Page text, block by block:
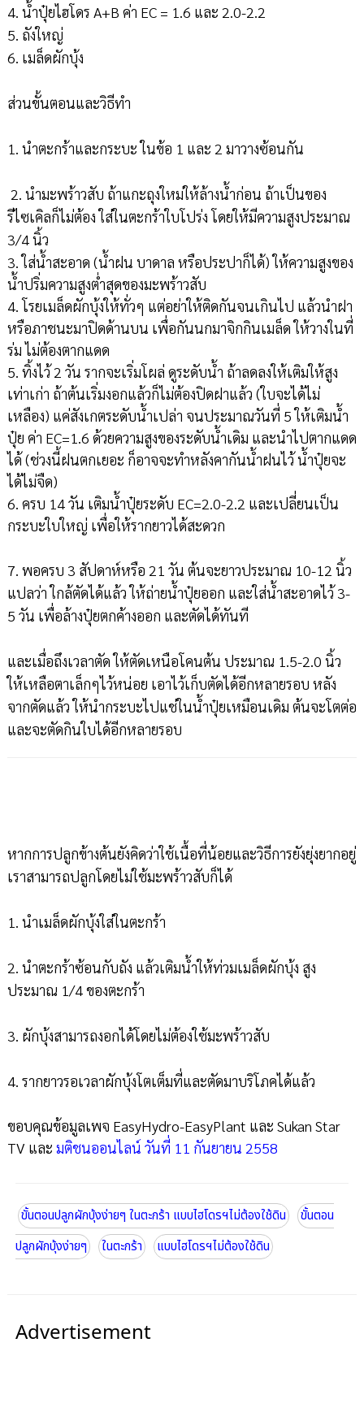
4. น้ำปุ๋ยไฮโดร A+B ค่า EC = 1.6 และ 2.0-2.2
5. ถังใหญ่
6. เมล็ดผักบุ้ง
ส่วนขั้นตอนและวิธีทำ
1. นำตะกร้าและกระบะ ในข้อ 1 และ 2 มาวางซ้อนกัน
2. นำมะพร้าวสับ ถ้าแกะถุงใหม่ให้ล้างน้ำก่อน ถ้าเป็นของ
รีไซเคิลก็ไม่ต้อง ใส่ในตะกร้าใบโปร่ง โดยให้มีความสูงประมาณ
3/4 นิ้ว
3. ใส่น้ำสะอาด (น้ำฝน บาดาล หรือประปาก็ได้) ให้ความสูงของ
น้ำปริ่มความสูงต่ำสุดของมะพร้าวสับ
4. โรยเมล็ดผักบุ้งให้ทั่วๆ แต่อย่าให้ติดกันจนเกินไป แล้วนำฝา
หรือภาชนะมาปิดด้านบน เพื่อกันนกมาจิกกินเมล็ด ให้วางในที่
ร่ม ไม่ต้องตากแดด
5. ทิ้งไว้ 2 วัน รากจะเริ่มโผล่ ดูระดับน้ำ ถ้าลดลงให้เติมให้สูง
เท่าเก่า ถ้าต้นเริ่มงอกแล้วก็ไม่ต้องปิดฝาแล้ว (ใบจะได้ไม่
เหลือง) แค่สังเกตระดับน้ำเปล่า จนประมาณวันที่ 5 ให้เติมน้ำ
ปุ๋ย ค่า EC=1.6 ด้วยความสูงของระดับน้ำเดิม และนำไปตากแดด
ได้ (ช่วงนี้ฝนตกเยอะ ก็อาจจะทำหลังคากันน้ำฝนไว้ น้ำปุ๋ยจะ
ได้ไม่จืด)
6. ครบ 14 วัน เติมน้ำปุ๋ยระดับ EC=2.0-2.2 และเปลี่ยนเป็น
กระบะใบใหญ่ เพื่อให้รากยาวได้สะดวก
7. พอครบ 3 สัปดาห์หรือ 21 วัน ต้นจะยาวประมาณ 10-12 นิ้ว
แปลว่า ใกล้ตัดได้แล้ว ให้ถ่ายน้ำปุ๋ยออก และใส่น้ำสะอาดไว้ 3-
5 วัน เพื่อล้างปุ๋ยตกค้างออก และตัดได้ทันที
และเมื่อถึงเวลาตัด ให้ตัดเหนือโคนต้น ประมาณ 1.5-2.0 นิ้ว
ให้เหลือตาเล็กๆไว้หน่อย เอาไว้เก็บตัดได้อีกหลายรอบ หลัง
จากตัดแล้ว ให้นำกระบะไปแช่ในน้ำปุ๋ยเหมือนเดิม ต้นจะโตต่อ
และจะตัดกินใบได้อีกหลายรอบ
หากการปลูกข้างต้นยังคิดว่าใช้เนื้อที่น้อยและวิธีการยังยุ่งยากอยู่
เราสามารถปลูกโดยไม่ใช้มะพร้าวสับก็ได้
1. นำเมล็ดผักบุ้งใส่ในตะกร้า
2. นำตะกร้าซ้อนกับถัง แล้วเติมน้ำให้ท่วมเมล็ดผักบุ้ง สูง
ประมาณ 1/4 ของตะกร้า
3. ผักบุ้งสามารถงอกได้โดยไม่ต้องใช้มะพร้าวสับ
4. รากยาวรอเวลาผักบุ้งโตเต็มที่และตัดมาบริโภคได้แล้ว
ขอบคุณข้อมูลเพจ EasyHydro-EasyPlant และ Sukan Star
TV และ มติชนออนไลน์ วันที่ 11 กันยายน 2558
ขั้นตอนปลูกผักบุ้งง่ายๆ ในตะกร้า แบบไฮโดรฯไม่ต้องใช้ดิน
ขั้นตอน
ปลูกผักบุ้งง่ายๆ
ในตะกร้า แบบไฮโดรฯไม่ต้องใช้ดิน
Advertisement